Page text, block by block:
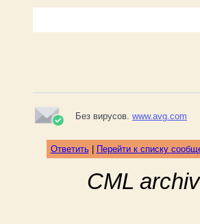
Без вирусов. www.avg.com
Ответить| Перейти к списку
CML